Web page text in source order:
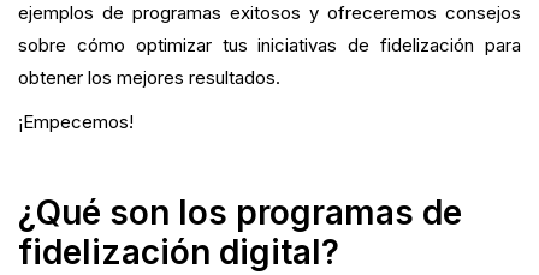
ejemplos de programas exitosos y ofreceremos consejos
sobre cómo optimizar tus iniciativas de fidelización para
obtener los mejores resultados.
¡Empecemos!
¿Qué son los programas de
fidelización digital?